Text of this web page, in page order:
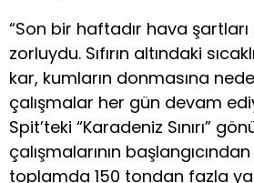
“Son bir haftadır hava
zorluydu. Sıfırın altındaki
kar, kumların donmasına
çalışmalar her gün devam
Spit’teki “Karadeniz Sınırı”
çalışmalarının
toplamda 150 tondan fazla